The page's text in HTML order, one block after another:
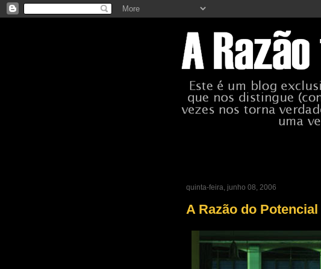
quinta-feira, junho 08, 2006
A Razão do Potencial